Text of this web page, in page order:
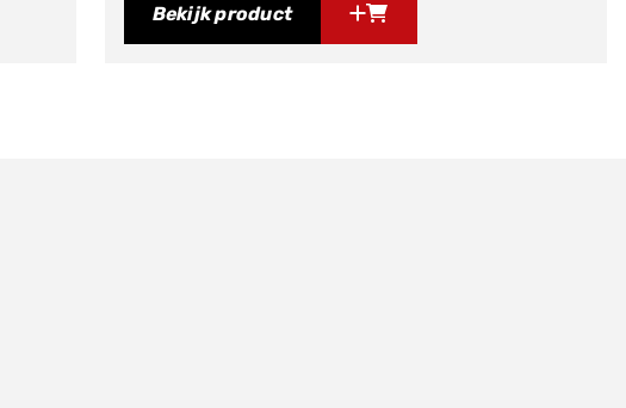
Bekijk product